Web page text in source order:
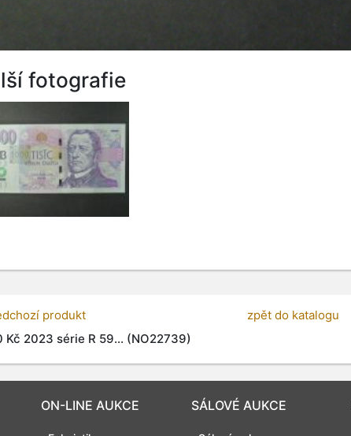
fotografie
produkt
Kč 2023 série R 59... (NO22739)
zpět do katalogu
ON-LINE AUKCE SÁLOVÉ AUKCE